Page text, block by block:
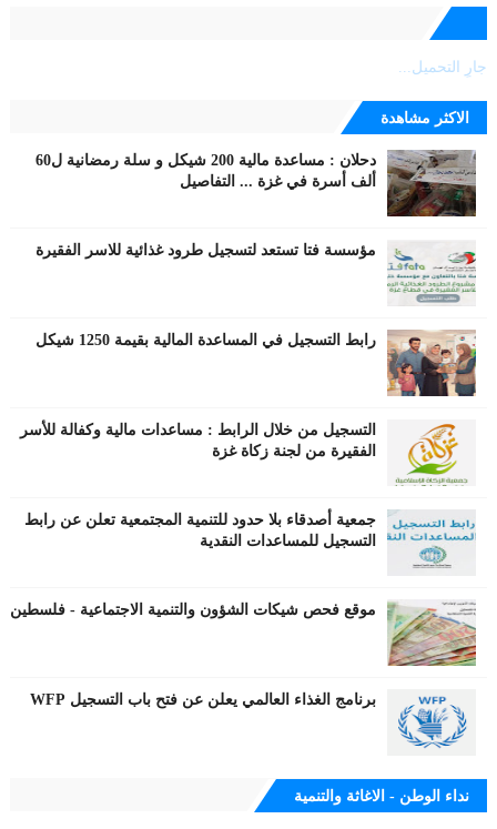
جارٍ التحميل...
الاكثر مشاهدة
دحلان : مساعدة مالية 200 شيكل و سلة رمضانية ل60
ألف أسرة في غزة ... التفاصيل
مؤسسة فتا تستعد لتسجيل طرود غذائية للاسر الفقيرة
رابط التسجيل في المساعدة المالية بقيمة 1250 شيكل
التسجيل من خلال الرابط : مساعدات مالية وكفالة للأسر
الفقيرة من لجنة زكاة غزة
جمعية أصدقاء بلا حدود للتنمية المجتمعية تعلن عن رابط
التسجيل للمساعدات النقدية
موقع فحص شيكات الشؤون والتنمية الاجتماعية - فلسطين
برنامج الغذاء العالمي يعلن عن فتح باب التسجيل WFP
نداء الوطن - الاغاثة والتنمية